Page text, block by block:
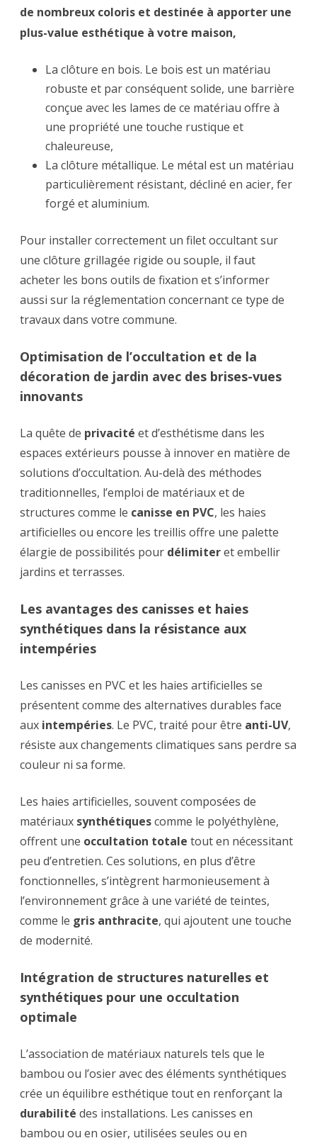
de nombreux coloris et destinée à apporter une
plus-value esthétique à votre maison,
La clôture en bois. Le bois est un matériau
robuste et par conséquent solide, une barrière
conçue avec les lames de ce matériau offre à
une propriété une touche rustique et
chaleureuse,
La clôture métallique. Le métal est un matériau
particulièrement résistant, décliné en acier, fer
forgé et aluminium.
Pour installer correctement un filet occultant sur
une clôture grillagée rigide ou souple, il faut
acheter les bons outils de fixation et s’informer
aussi sur la réglementation concernant ce type de
travaux dans votre commune.
Optimisation de l’occultation et de la
décoration de jardin avec des brises-vues
innovants
La quête de privacité et d’esthétisme dans les
espaces extérieurs pousse à innover en matière de
solutions d’occultation. Au-delà des méthodes
traditionnelles, l’emploi de matériaux et de
structures comme le canisse en PVC, les haies
artificielles ou encore les treillis offre une palette
élargie de possibilités pour délimiteret embellir
jardins et terrasses.
Les avantages des canisses et haies
synthétiques dans la résistance aux
intempéries
Les canisses en PVC et les haies artificielles se
présentent comme des alternatives durables face
aux intempéries. Le PVC, traité pour être anti-UV,
résiste aux changements climatiques sans perdre sa
couleur ni sa forme.
Les haies artificielles, souvent composées de
matériaux synthétiquescomme le polyéthylène,
offrent une occultation totale tout en nécessitant
peu d’entretien. Ces solutions, en plus d’être
fonctionnelles, s’intègrent harmonieusement à
l’environnement grâce à une variété de teintes,
comme le gris anthracite, qui ajoutent une touche
de modernité.
Intégration de structures naturelles et
synthétiques pour une occultation
optimale
L’association de matériaux naturels tels que le
bambou ou l’osier avec des éléments synthétiques
crée un équilibre esthétique tout en renforçant la
durabilité des installations. Les canisses en
bambou ou en osier, utilisées seules ou en